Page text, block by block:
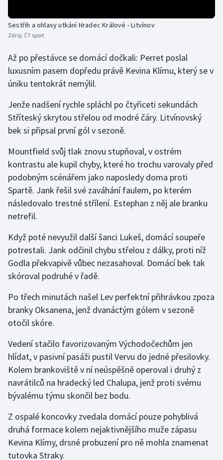
Olympijské hry
Parasport
Plavání
Plážový volejbal
Ragby
Rychlobruslení
Rychlostní kanoistika
Short track
Sportovní střelba
Stolní tenis
Triatlon
Veslování
Vodní slalom
Volejbal
Ostatní
Sestřih a ohlasy utkání Hradec Králové - Litvínov
Zdroj: ČT sport
Až po přestávce se domácí dočkali: Perret poslal
luxusním pasem dopředu právě Kevina Klímu, který se v
úniku tentokrát nemýlil.
Jenže nadšení rychle spláchl po čtyřiceti sekundách
Stříteský skrytou střelou od modré čáry. Litvínovský
bek si připsal první gól v sezoně.
Mountfield svůj tlak znovu stupňoval, v ostrém
kontrastu ale kupil chyby, které ho trochu varovaly před
podobným scénářem jako naposledy doma proti
Spartě. Jank řešil své zaváhání faulem, po kterém
následovalo trestné střílení. Estephan z něj ale branku
netrefil.
Když poté nevyužil další šanci Lukeš, domácí soupeře
potrestali. Jank odčinil chybu střelou z dálky, proti níž
Godla překvapivě vůbec nezasahoval. Domácí bek tak
skóroval podruhé v řadě.
Po třech minutách našel Lev perfektní přihrávkou zpoza
branky Oksanena, jenž dvanáctým gólem v sezoně
otočil skóre.
Vedení stačilo favorizovaným Východočechům jen
hlídat, v pasivní pasáži pustil Vervu do jedné přesilovky.
Kolem brankoviště v ní neúspěšně operoval i druhý z
navrátilců na hradecký led Chalupa, jenž proti svému
bývalému týmu skončil bez bodu.
Z ospalé koncovky zvedala domácí pouze pohyblivá
druhá formace kolem nejaktivnějšího muže zápasu
Kevina Klímy, drsné probuzení pro ně mohla znamenat
tutovka Straky.